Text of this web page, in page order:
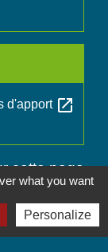
d'apport open_in_new
cette page
what you want
Personalize